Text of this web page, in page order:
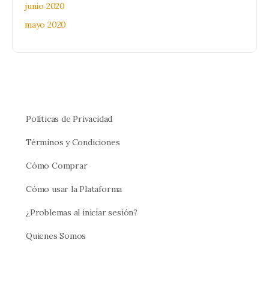
junio 2020
mayo 2020
Políticas de Privacidad
Términos y Condiciones
Cómo Comprar
Cómo usar la Plataforma
¿Problemas al iniciar sesión?
Quienes Somos